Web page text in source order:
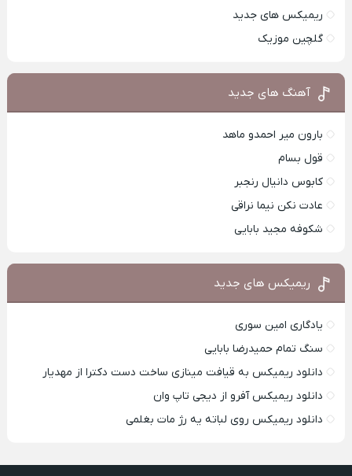
ریمیکس های جدید
گلچین موزیک
آهنگ های جدید
بارون میر احمدو ماهد
قول بسام
کابوس دانیال رنجبر
عادت نکن نیما نراقی
شکوفه مجید بابایی
ریمیکس های جدید
یادگاری امین سوری
سنگ تمام حمیدرضا بابایی
دانلود ریمیکس به قیافت مینازی ساخت دست دکترا از مهدیار
دانلود ریمیکس آفرو از ديجی تاپ وان
دانلود ریمیکس روی لباته یه رژ مات بغلمی